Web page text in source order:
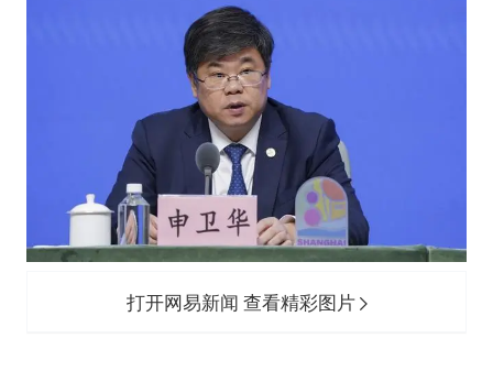
打开网易新闻 查看精彩图片